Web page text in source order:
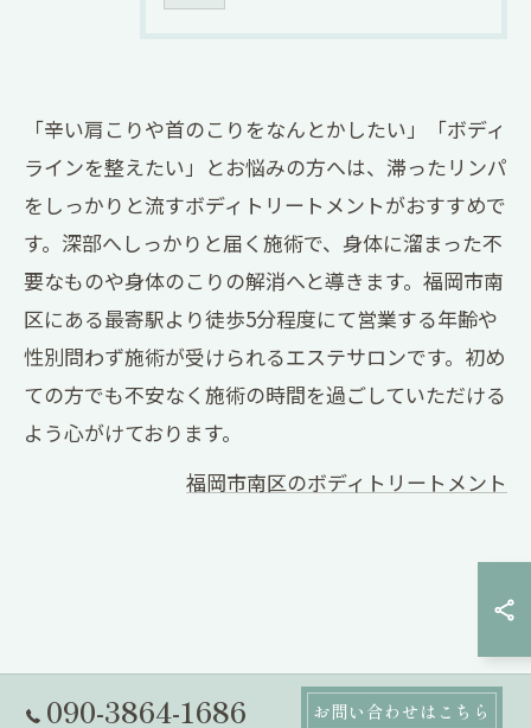
「辛い肩こりや首のこりをなんとかしたい」「ボディ
ラインを整えたい」とお悩みの方へは、滞ったリンパ
をしっかりと流すボディトリートメントがおすすめで
す。深部へしっかりと届く施術で、身体に溜まった不
要なものや身体のこりの解消へと導きます。福岡市南
区にある最寄駅より徒歩5分程度にて営業する年齢や
性別問わず施術が受けられるエステサロンです。初め
ての方でも不安なく施術の時間を過ごしていただける
よう心がけております。
福岡市南区のボディトリートメント
090-3864-1686 お問い合わせはこちら